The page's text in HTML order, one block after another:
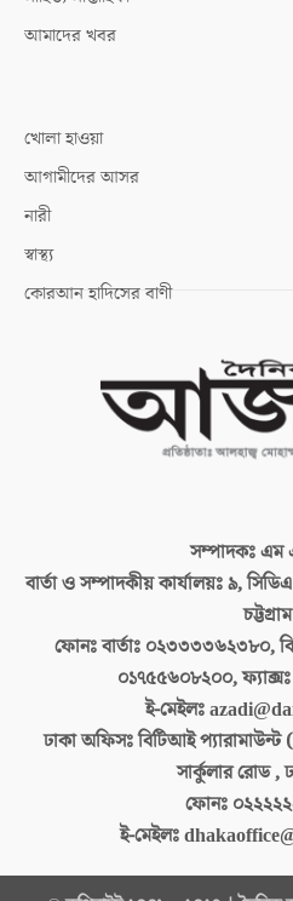
আমাদের খবর
খোলা হাওয়া
আগামীদের আসর
নারী
স্বাস্থ্য
কোরআন হাদিসের বাণী
সম্পাদকঃএম
বার্তা ও সম্পাদকীয় কার্যালয়ঃ৯,
ফোনঃ বার্তাঃ ০২৩৩৩৩৬২৩৮০,
০১৭৫৫৬০৮২০০,
ই-মেইলঃ
ঢাকা অফিসঃবিটিআই প্যারামাউন্ট
সার্কুলার রোড ,
ফোনঃ
ই-মেইলঃ